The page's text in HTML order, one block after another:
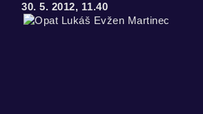
30. 5. 2012, 11.40